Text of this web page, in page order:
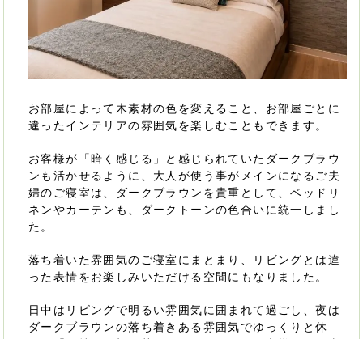
お部屋によって木素材の色を変えること、お部屋ごとに
違ったインテリアの雰囲気を楽しむこともできます。
お客様が「暗く感じる」と感じられていたダークブラウ
ンも活かせるように、大人が使う事がメインになるご夫
婦のご寝室は、ダークブラウンを貴重として、ベッドリ
ネンやカーテンも、ダークトーンの色合いに統一しまし
た。
落ち着いた雰囲気のご寝室にまとまり、リビングとは違
った表情をお楽しみいただける空間にもなりました。
日中はリビングで明るい雰囲気に囲まれて過ごし、夜は
ダークブラウンの落ち着きある雰囲気でゆっくりと休